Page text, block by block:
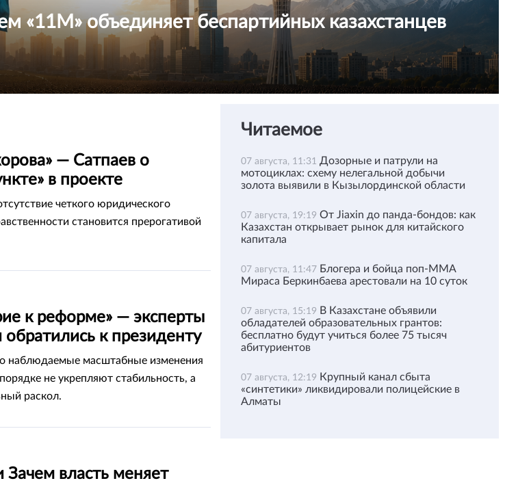
«11М» объединяет беспартийных казахстанцев
— Сатпаев о
в проекте
четкого юридического
становится прерогативой
к реформе» — эксперты
к президенту
наблюдаемые масштабные изменения
не укрепляют стабильность, а
раскол.
Зачем власть меняет
Читаемое
07 августа, 11:31 Дозорные и патрули на
мотоциклах: схему нелегальной добычи
золота выявили в Кызылординской области
07 августа, 19:19 От Jiaxin до панда-бондов: как
Казахстан открывает рынок для китайского
капитала
07 августа, 11:47 Блогера и бойца поп-ММА
Мираса Беркинбаева арестовали на 10 суток
07 августа, 15:19 В Казахстане объявили
обладателей образовательных грантов:
бесплатно будут учиться более 75 тысяч
абитуриентов
07 августа, 12:19 Крупный канал сбыта
«синтетики» ликвидировали полицейские в
Алматы